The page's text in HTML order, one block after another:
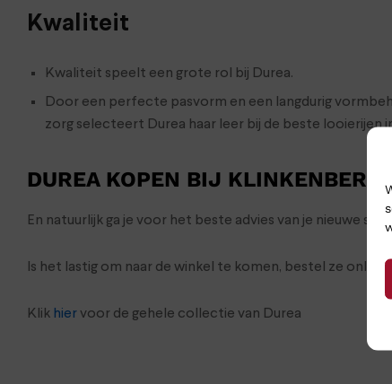
Kwaliteit
Kwaliteit speelt een grote rol bij Durea.
Door een perfecte pasvorm en een langdurig
zorg selecteert Durea haar leer bij de beste looierijen
DUREA KOPEN BIJ KLINKENBERG
En natuurlijk ga je voor het beste advies van je nieuwe
Is het lastig om naar de winkel te komen, bestel ze
Klik hiervoor de gehele collectie van Durea